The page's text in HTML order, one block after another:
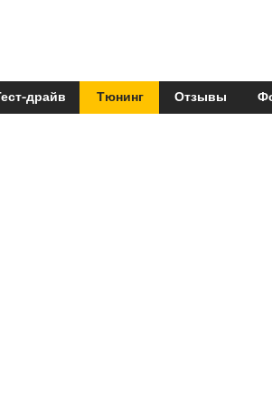
драйв Тюнинг Отзывы